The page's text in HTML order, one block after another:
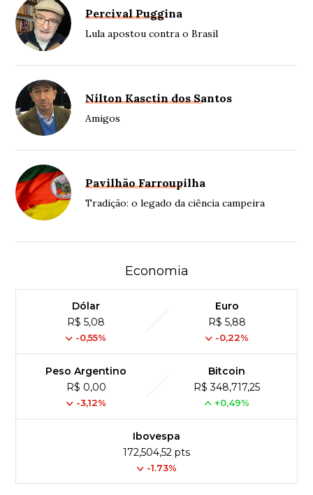
Percival Puggina
Lula apostou contra o Brasil
Nilton Kasctin dos Santos
Amigos
Pavilhão Farroupilha
Tradição: o legado da ciência campeira
Economia
Dólar
R$ 5,08
-0,55%
Euro
R$ 5,88
-0,22%
Peso Argentino
R$ 0,00
-3,12%
Bitcoin
R$ 348,717,25
+0,49%
Ibovespa
172,504,52 pts
-1.73%